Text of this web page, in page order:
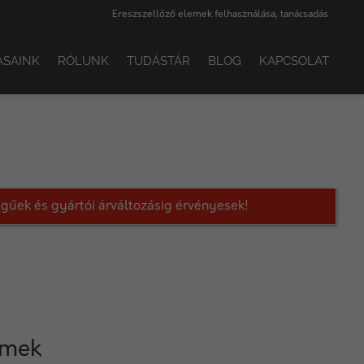
Ereszszellőző elemek felhasználása, tanácsadás
RÓLUNK TUDÁSTÁR BLOG KAPCSOLAT
és gyártói árváltozásig érvényesek!